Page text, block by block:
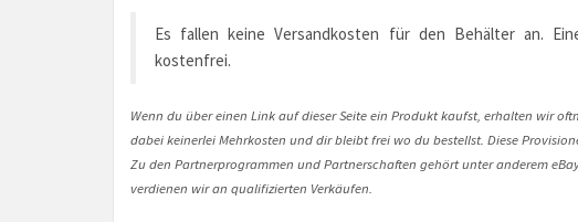
Es fallen keine Versandkosten für den Behälter an.
kostenfrei.
Wenn du über einen Link auf dieser Seite ein Produkt kaufst, erhalten wir
dabei keinerlei Mehrkosten und dir bleibt frei wo du bestellst. Diese
Zu den Partnerprogrammen und Partnerschaften gehört unter anderem
verdienen wir an qualifizierten Verkäufen.